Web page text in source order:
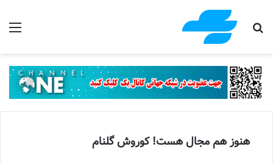
جستجو برای
هنوز هم مجال هست! کوروش گلنام